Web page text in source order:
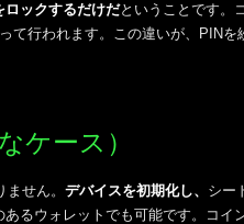
ロックするだけだということです。
行われます。この違いが、PINを
ケース）
せん。 デバイスを初期化し、 シー
るウォレットでも可能です。コイ